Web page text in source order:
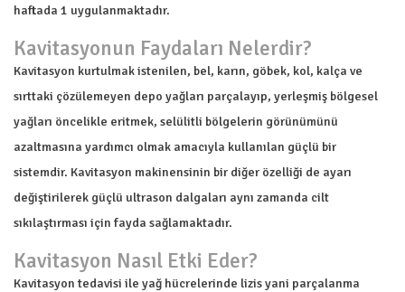
haftada 1 uygulanmaktadır.
Kavitasyonun Faydaları Nelerdir?
Kavitasyon kurtulmak istenilen, bel, karın, göbek, kol, kalça ve
sırttaki çözülemeyen depo yağları parçalayıp, yerleşmiş bölgesel
yağları öncelikle eritmek, selülitli bölgelerin görünümünü
azaltmasına yardımcı olmak amacıyla kullanılan güçlü bir
sistemdir. Kavitasyon makinensinin bir diğer özelliği de ayarı
değiştirilerek güçlü ultrason dalgaları aynı zamanda cilt
sıkılaştırması için fayda sağlamaktadır.
Kavitasyon Nasıl Etki Eder?
Kavitasyon tedavisi ile yağ hücrelerinde lizis yani parçalanma